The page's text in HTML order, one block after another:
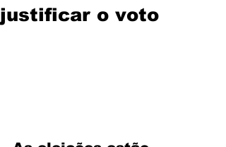
justificar o voto